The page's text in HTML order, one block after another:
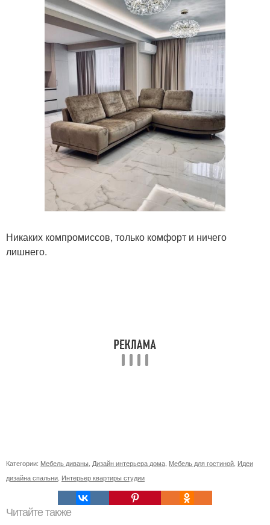
Никаких компромиссов, только комфорт и ничего
лишнего.
Категории: Мебель диваны Дизайн интерьера дома Мебель для гостиной Идеи
дизайна спальни Интерьер квартиры студии
Читайте также